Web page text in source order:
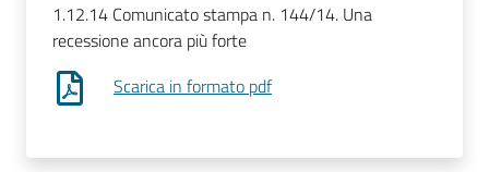
1.12.14 Comunicato stampa n. 144/14. Una
recessione ancora più forte
Scarica in formato pdf